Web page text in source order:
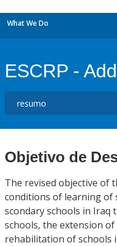
What We Do
ESCRP -
Objetivo de
The revised objective of
conditions of learning of
scondary schools in
schools, the extension
rehabilitation of schools